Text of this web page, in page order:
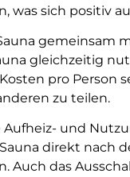
was sich positiv
gemeinsam
gleichzeitig
pro Person
zu teilen.
Aufheiz- und
Sauna direkt
Auch das